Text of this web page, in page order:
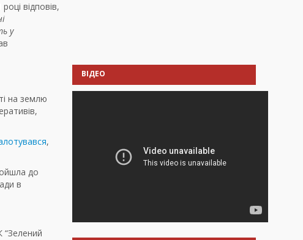
відповів,
у
на землю
,
до
в
ВІДЕО